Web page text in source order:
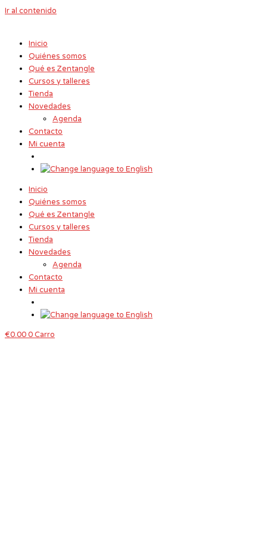
Ir al contenido
Inicio
Quiénes somos
Qué es Zentangle
Cursos y talleres
Tienda
Novedades
Agenda
Contacto
Mi cuenta
Inicio
Quiénes somos
Qué es Zentangle
Cursos y talleres
Tienda
Novedades
Agenda
Contacto
Mi cuenta
€0.000Carro